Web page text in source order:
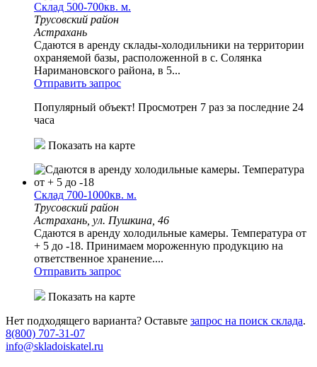
Склад 500-700кв. м.
Трусовский район
Астрахань
Сдаются в аренду склады-холодильники на территории
охраняемой базы, расположенной в с. Солянка
Наримановского района, в 5...
Отправить запрос
Популярный объект! Просмотрен 7 раз за последние 24
часа
Показать на карте
Склад 700-1000кв. м.
Трусовский район
Астрахань, ул. Пушкина, 46
Сдаются в аренду холодильные камеры. Температура от
+ 5 до -18. Принимаем мороженную продукцию на
ответственное хранение....
Отправить запрос
Показать на карте
Нет подходящего варианта? Оставьте запрос на поиск склада.
8(800) 707-31-07
info@skladoiskatel.ru